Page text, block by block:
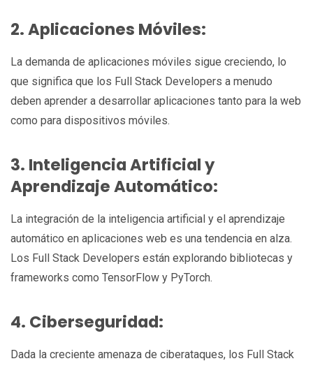
2. Aplicaciones Móviles:
La demanda de aplicaciones móviles sigue creciendo, lo
que significa que los Full Stack Developers a menudo
deben aprender a desarrollar aplicaciones tanto para la web
como para dispositivos móviles.
3. Inteligencia Artificial y
Aprendizaje Automático:
La integración de la inteligencia artificial y el aprendizaje
automático en aplicaciones web es una tendencia en alza.
Los Full Stack Developers están explorando bibliotecas y
frameworks como TensorFlow y PyTorch.
4. Ciberseguridad:
Dada la creciente amenaza de ciberataques, los Full Stack